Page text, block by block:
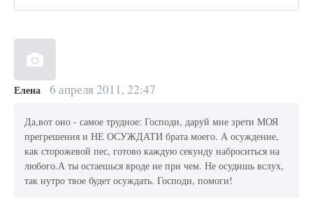
Елена 6 апреля 2011, 22:47
Да,вот оно - самое трудное: Господи, даруй мне зрети МОЯ
прегрешения и НЕ ОСУЖДАТИ брата моего. А осуждение,
как сторожевой пес, готово каждую секунду наброситься на
любого.А ты остаешься вроде не при чем. Не осудишь вслух,
так нутро твое будет осуждать. Господи, помоги!